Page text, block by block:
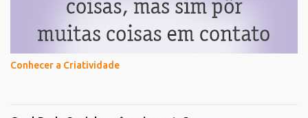
Conhecer a Criatividade